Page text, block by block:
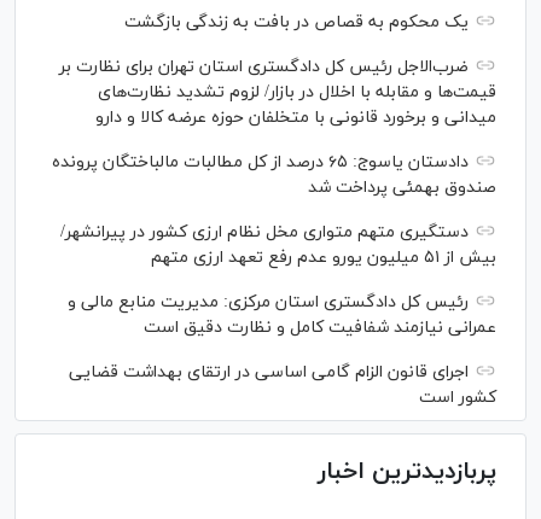
یک محکوم به قصاص در بافت به زندگی بازگشت
ضرب‌الاجل رئیس کل دادگستری استان تهران برای نظارت بر
قیمت‌ها و مقابله با اخلال در بازار/ لزوم تشدید نظارت‌های
میدانی و برخورد قانونی با متخلفان حوزه عرضه کالا و دارو
دادستان یاسوج: ۶۵ درصد از کل مطالبات مالباختگان پرونده
صندوق بهمئی پرداخت شد
دستگیری متهم متواری مخل نظام ارزی کشور در پیرانشهر/
بیش از ۵۱ میلیون یورو عدم رفع تعهد ارزی متهم
رئیس کل دادگستری استان مرکزی: مدیریت منابع مالی و
عمرانی نیازمند شفافیت کامل و نظارت دقیق است
اجرای قانون الزام گامی اساسی در ارتقای بهداشت قضایی
کشور است
پربازدیدترین اخبار